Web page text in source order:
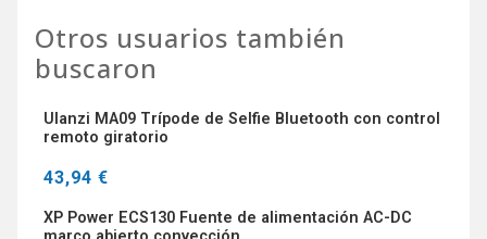
Otros usuarios también
buscaron
Ulanzi MA09 Trípode de Selfie Bluetooth con control
remoto giratorio
43,94 €
XP Power ECS130 Fuente de alimentación AC-DC